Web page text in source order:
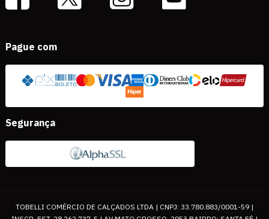
Pague com
Segurança
TOBELLI COMÉRCIO DE CALÇADOS LTDA | CNPJ: 33.780.883/0001-59 |